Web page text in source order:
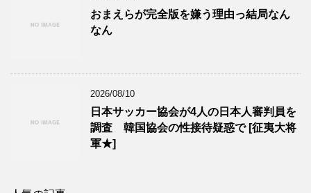
おまえらが完全版を嫌う理由っ結局なん
なん
2026/08/10
日本サッカー協会が4人の日本人審判員を
調査 韓国協会の性接待疑惑で [征夷大将
軍★]